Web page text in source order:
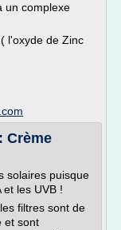
un complexe
l'oxyde de Zinc
Crème
solaires puisque
les UVB !
filtres sont de
et sont